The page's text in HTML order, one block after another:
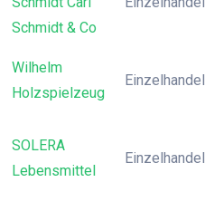
Schmidt & Co
Wilhelm
Holzspielzeug
Einzelhandel
SOLERA
Lebensmittel
Einzelhandel